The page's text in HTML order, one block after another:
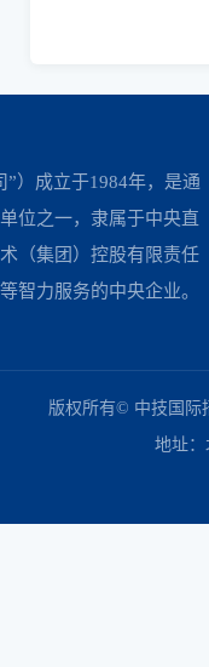
）成立于1984年，是通
位之一，隶属于中央直
（集团）控股有限责任
智力服务的中央企业。
版权所有© 中技国际
地址：